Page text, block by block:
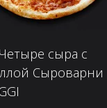
сыра с
Cыроварни